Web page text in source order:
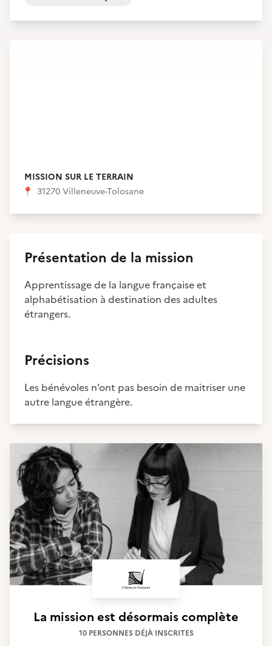
MISSION SUR LE TERRAIN
📍 31270 Villeneuve-Tolosane
Présentation de la mission
Apprentissage de la langue française et
alphabétisation à destination des adultes
étrangers.
Précisions
Les bénévoles n’ont pas besoin de maitriser une
autre langue étrangère.
La mission est désormais complète
10 PERSONNES DÉJÀ INSCRITES